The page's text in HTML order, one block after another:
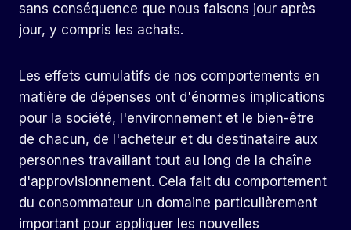
sans conséquence que nous faisons jour après
jour, y compris les achats.
Les effets cumulatifs de nos comportements en
matière de dépenses ont d'énormes implications
pour la société, l'environnement et le bien-être
de chacun, de l'acheteur et du destinataire aux
personnes travaillant tout au long de la chaîne
d'approvisionnement. Cela fait du comportement
du consommateur un domaine particulièrement
important pour appliquer les nouvelles